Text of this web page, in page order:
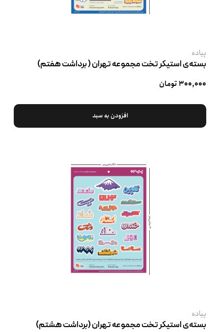
پیاده
بسته‌ی استیکر تخت مجموعه تهران ( برداشت هفتم)
۳۰۰,۰۰۰ تومان
افزودن به سبد
پیاده
بسته‌ی استیکر تخت مجموعه تهران (برداشت هشتم)